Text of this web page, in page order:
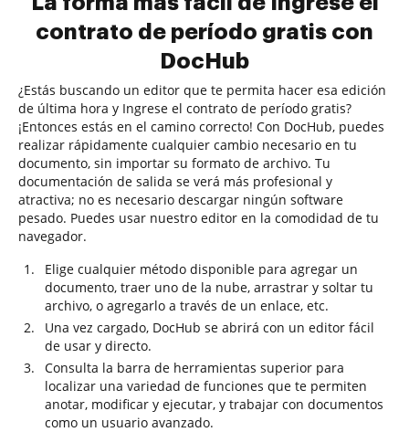
contrato de período gratis con
DocHub
¿Estás buscando un editor que te permita hacer esa edición
de última hora y Ingrese el contrato de período gratis?
¡Entonces estás en el camino correcto! Con DocHub, puedes
realizar rápidamente cualquier cambio necesario en tu
documento, sin importar su formato de archivo. Tu
documentación de salida se verá más profesional y
atractiva; no es necesario descargar ningún software
pesado. Puedes usar nuestro editor en la comodidad de tu
navegador.
Elige cualquier método disponible para agregar un
documento, traer uno de la nube, arrastrar y soltar tu
archivo, o agregarlo a través de un enlace, etc.
Una vez cargado, DocHub se abrirá con un editor fácil
de usar y directo.
Consulta la barra de herramientas superior para
localizar una variedad de funciones que te permiten
anotar, modificar y ejecutar, y trabajar con documentos
como un usuario avanzado.